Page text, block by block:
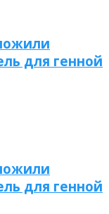
для генной
для генной